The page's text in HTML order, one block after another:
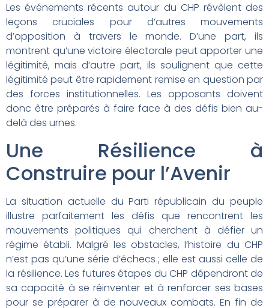
Les événements récents autour du CHP révèlent des
leçons cruciales pour d’autres mouvements
d’opposition à travers le monde. D’une part, ils
montrent qu’une victoire électorale peut apporter une
légitimité, mais d’autre part, ils soulignent que cette
légitimité peut être rapidement remise en question par
des forces institutionnelles. Les opposants doivent
donc être préparés à faire face à des défis bien au-
delà des urnes.
Une Résilience à
Construire pour l’Avenir
La situation actuelle du Parti républicain du peuple
illustre parfaitement les défis que rencontrent les
mouvements politiques qui cherchent à défier un
régime établi. Malgré les obstacles, l’histoire du CHP
n’est pas qu’une série d’échecs ; elle est aussi celle de
la résilience. Les futures étapes du CHP dépendront de
sa capacité à se réinventer et à renforcer ses bases
pour se préparer à de nouveaux combats. En fin de